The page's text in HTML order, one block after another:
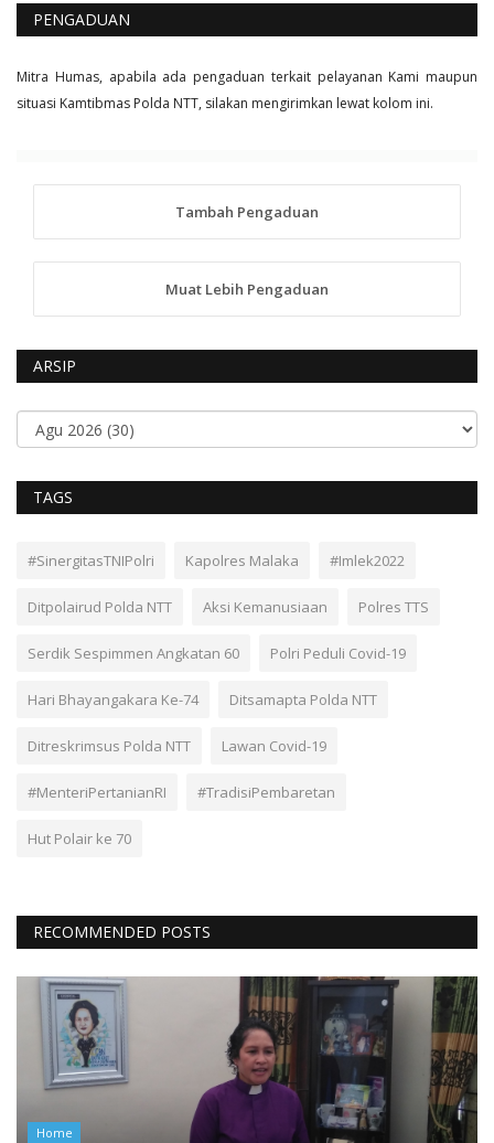
PENGADUAN
Mitra Humas, apabila ada pengaduan terkait pelayanan Kami maupun
situasi Kamtibmas Polda NTT, silakan mengirimkan lewat kolom ini.
Tambah Pengaduan
Muat Lebih Pengaduan
ARSIP
TAGS
#SinergitasTNIPolri Kapolres Malaka #Imlek2022
Ditpolairud Polda NTT Aksi Kemanusiaan Polres TTS
Serdik Sespimmen Angkatan 60 Polri Peduli Covid-19
Hari Bhayangakara Ke-74 Ditsamapta Polda NTT
Ditreskrimsus Polda NTT Lawan Covid-19
#MenteriPertanianRI #TradisiPembaretan
Hut Polair ke 70
RECOMMENDED POSTS
Home